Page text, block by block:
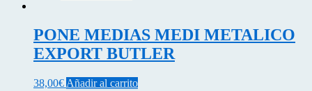
PONE MEDIAS MEDI METALICO
EXPORT BUTLER
38,00€ Añadir al carrito